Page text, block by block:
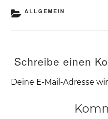
KATEGORIEN
ALLGEMEIN
Schreibe einen
Deine E-Mail-Adresse